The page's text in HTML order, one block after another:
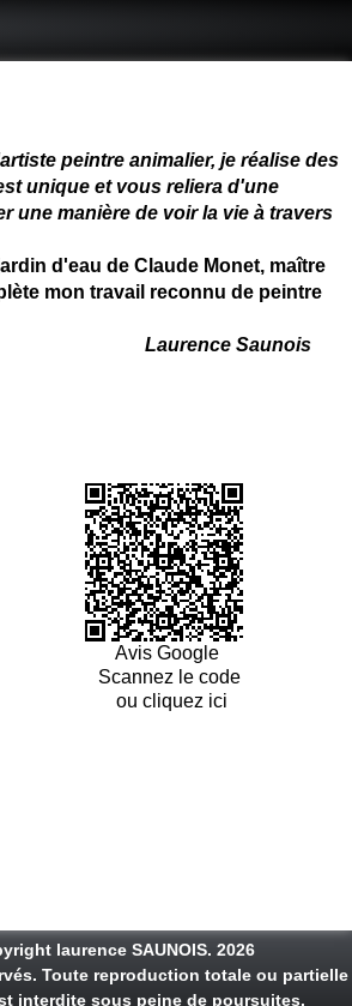
peintre animalier, je réalise des
unique et vous reliera d'une
une manière de voir la vie à travers
d'eau de Claude Monet, maître
mon travail reconnu de peintre
Laurence Saunois
Avis Google
Scannez le code
ou cliquez ici
laurence SAUNOIS. 2026
Toute reproduction totale ou partielle
interdite sous peine de poursuites.